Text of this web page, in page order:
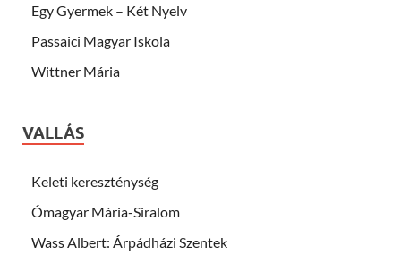
Egy Gyermek – Két Nyelv
Passaici Magyar Iskola
Wittner Mária
VALLÁS
Keleti kereszténység
Ómagyar Mária-Siralom
Wass Albert: Árpádházi Szentek